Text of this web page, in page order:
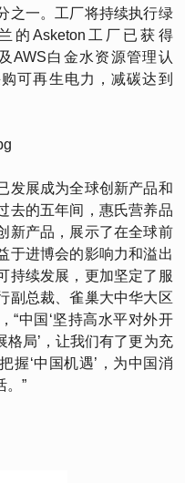
之一。工厂将持续执行绿
的Asketon工厂已获得
AWS白金水资源管理认
可再生电力，减碳达到
发展成为全球创新产品和
去的五年间，惠氏营养品
新产品，展示了在全球前
于进博会的影响力和溢出
持续发展，更加坚定了服
副总裁、雀巢大中华大区
“中国‘坚持高水平对外开
局’，让我们有了更为充
握‘中国机遇’，为中国消
。”